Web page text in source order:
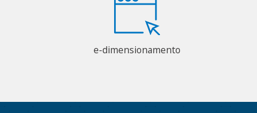
e-dimensionamento